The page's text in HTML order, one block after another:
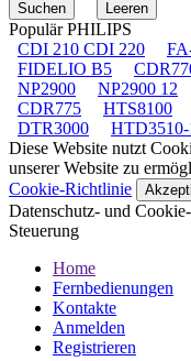
Populär PHILIPS
CDI 210 CDI 220
FIDELIO B5
NP2900
NP2900 12
CDR775
HTS8100
DTR3000
HTD3510-
Diese Website nutzt
unserer Website zu
Cookie-Richtlinie
Datenschutz- und
Steuerung
Home
Fernbedienungen
Kontakte
Anmelden
Registrieren